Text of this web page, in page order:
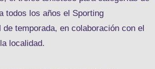
todos los años el Sporting
de temporada, en colaboración con el
localidad.